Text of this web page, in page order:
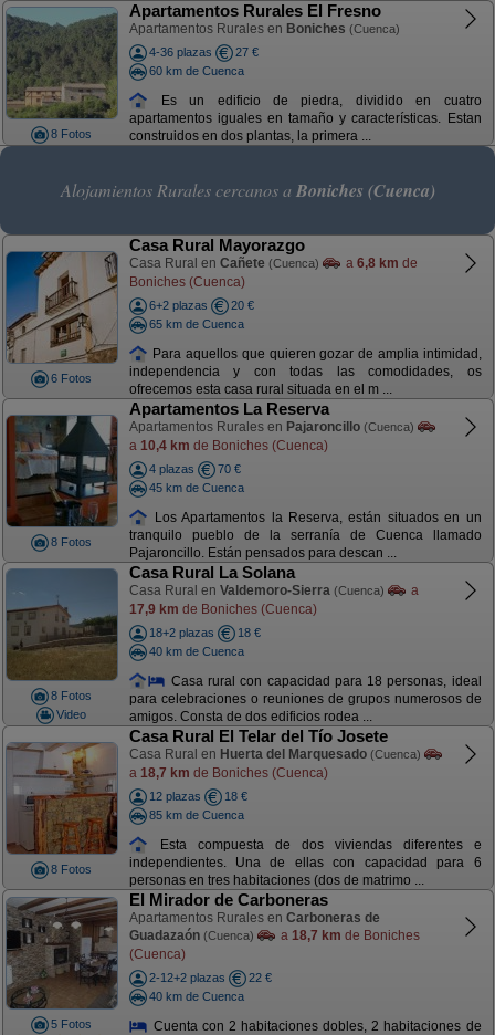
8 Fotos
Apartamentos Rurales El Fresno
Apartamentos Rurales en Boniches (Cuenca)
4-36 plazas
27 €
60 km de Cuenca
Es un edificio de piedra, dividido en cuatro
apartamentos iguales en tamaño y características. Estan
construidos en dos plantas, la primera ...
Alojamientos Rurales cercanos a Boniches (Cuenca)
6 Fotos
Casa Rural Mayorazgo
Casa Rural en Cañete (Cuenca) a 6,8 km de
Boniches (Cuenca)
6+2 plazas
20 €
65 km de Cuenca
Para aquellos que quieren gozar de amplia intimidad,
independencia y con todas las comodidades, os
ofrecemos esta casa rural situada en el m ...
8 Fotos
Apartamentos La Reserva
Apartamentos Rurales en Pajaroncillo (Cuenca)
a 10,4 km de Boniches (Cuenca)
4 plazas
70 €
45 km de Cuenca
Los Apartamentos la Reserva, están situados en un
tranquilo pueblo de la serranía de Cuenca llamado
Pajaroncillo. Están pensados para descan ...
8 Fotos
Video
Casa Rural La Solana
Casa Rural en Valdemoro-Sierra (Cuenca)
a
17,9 km de Boniches (Cuenca)
18+2 plazas
18 €
40 km de Cuenca
Casa rural con capacidad para 18 personas, ideal
para celebraciones o reuniones de grupos numerosos de
amigos. Consta de dos edificios rodea ...
8 Fotos
Casa Rural El Telar del Tío Josete
Casa Rural en Huerta del Marquesado (Cuenca)
a 18,7 km de Boniches (Cuenca)
12 plazas
18 €
85 km de Cuenca
Esta compuesta de dos viviendas diferentes e
independientes. Una de ellas con capacidad para 6
personas en tres habitaciones (dos de matrimo ...
5 Fotos
El Mirador de Carboneras
Apartamentos Rurales en Carboneras de
Guadazaón (Cuenca) a 18,7 km de Boniches
(Cuenca)
2-12+2 plazas
22 €
40 km de Cuenca
Cuenta con 2 habitaciones dobles, 2 habitaciones de